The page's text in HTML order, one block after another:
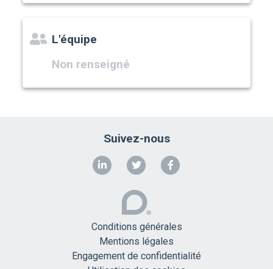
L'équipe
Non renseigné
Suivez-nous
Conditions générales
Mentions légales
Engagement de confidentialité